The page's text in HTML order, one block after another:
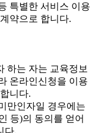
특별한 서비스 이용
약으로 합니다.
하는 자는 교육정보
온라인신청을 이용
니다.
만인자일 경우에는
등)의 동의를 얻어